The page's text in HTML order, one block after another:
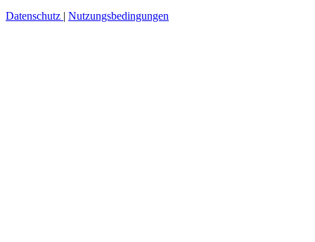
Datenschutz | Nutzungsbedingungen